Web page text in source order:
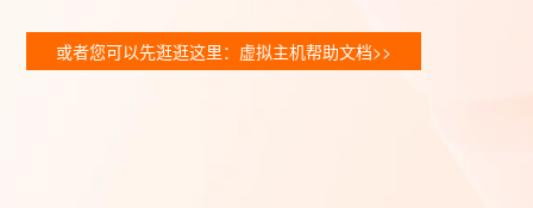
或者您可以先逛逛这里：虚拟主机帮助文档>>